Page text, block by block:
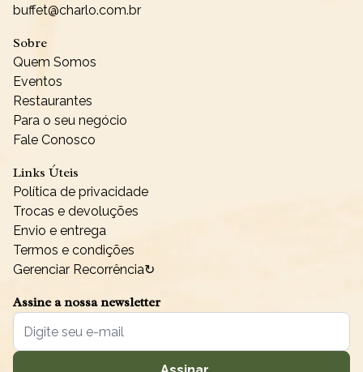
buffet@charlo.com.br
Sobre
Quem Somos
Eventos
Restaurantes
Para o seu negócio
Fale Conosco
Links Úteis
Política de privacidade
Trocas e devoluções
Envio e entrega
Termos e condições
Gerenciar Recorrência↻
Assine a nossa newsletter